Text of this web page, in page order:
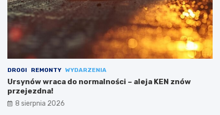
DROGI REMONTY WYDARZENIA
Ursynów wraca do normalności – aleja KEN znów
przejezdna!
8 sierpnia 2026